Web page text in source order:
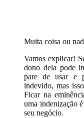
Muita coisa ou
Vamos explicar!
dono dela pode
pare de usar e
indevido, mas
Ficar na
uma indenização
seu negócio.